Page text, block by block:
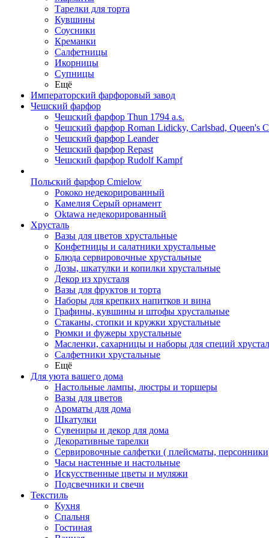
Тарелки для торта
Кувшины
Соусники
Креманки
Салфетницы
Икорницы
Супницы
Ещё
Императорский фарфоровый завод
Чешский фарфор
Чешский фарфор Thun 1794 a.s.
Чешский фарфор Roman Lidicky, Carlsbad, Queen's
Чешский фарфор Leander
Чешский фарфор Repast
Чешский фарфор Rudolf Kampf
Польский фарфор Сmielow
Рококо недекорированный
Камелия Серый орнамент
Oktawa недекорированный
Хрусталь
Вазы для цветов хрустальные
Конфетницы и салатники хрустальные
Блюда сервировочные хрустальные
Дозы, шкатулки и копилки хрустальные
Декор из хрусталя
Вазы для фруктов и торта
Наборы для крепких напитков и вина
Графины, кувшины и штофы хрустальные
Стаканы, стопки и кружки хрустальные
Рюмки и фужеры хрустальные
Масленки, сахарницы и наборы для специй
Салфетники хрустальные
Ещё
Для уюта вашего дома
Настольные лампы, люстры и торшеры
Вазы для цветов
Ароматы для дома
Шкатулки
Сувениры и декор для дома
Декоративные тарелки
Сервировочные салфетки ( плейсматы,
Часы настенные и настольные
Искусственные цветы и муляжи
Подсвечники и свечи
Текстиль
Кухня
Спальня
Гостиная